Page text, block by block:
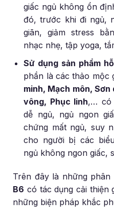
giấc ngủ không ổn
đó, trước khi đi ngủ,
giãn, giảm stress
nhạc nhẹ, tập yoga,
Sử dụng sản phẩm
phần là các thảo mộc
minh, Mạch môn,
vông, Phục linh,… có
dễ ngủ, ngủ ngon
chứng mất ngủ, suy
cho người bị các
ngủ không ngon giấc,
Trên đây là những phân
B6 có tác dụng cải thiện
những biện pháp khắc